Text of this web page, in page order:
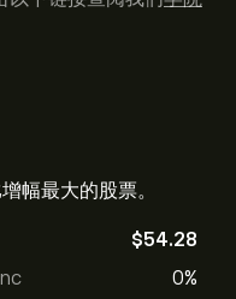
幅最大的股票。
‎$‎54.28
0%